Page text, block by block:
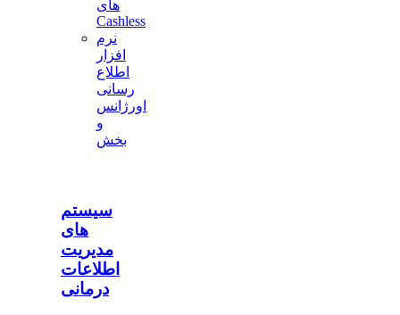
های
Cashless
نرم
افزار
اطلاع
رسانی
اورژانس
و
بخش
سیستم
های
مدیریت
اطلاعات
درمانی